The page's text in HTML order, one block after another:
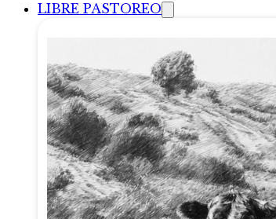
LIBRE PASTOREO